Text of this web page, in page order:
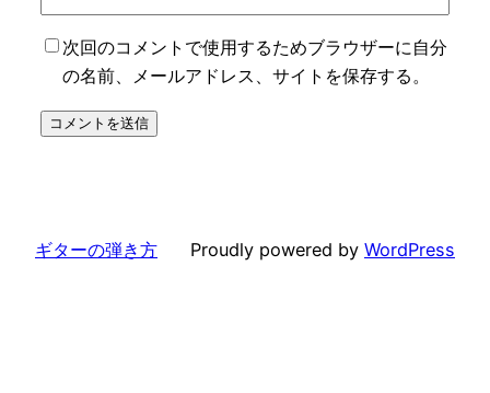
次回のコメントで使用するためブラウザーに自分
の名前、メールアドレス、サイトを保存する。
ギターの弾き方 Proudly powered by WordPress